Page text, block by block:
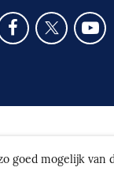
goed mogelijk van